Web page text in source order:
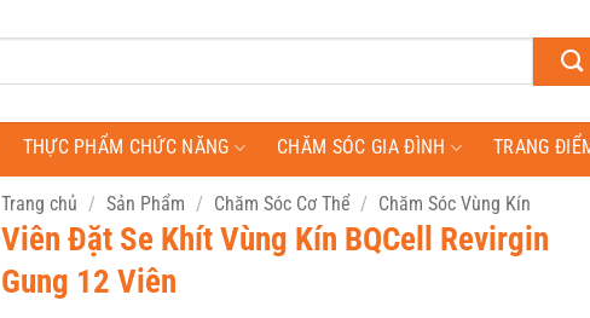
THỰC PHẨM CHỨC NĂNG CHĂM SÓC GIA ĐÌNH TRANG
Trang chủ / Sản Phẩm / Chăm Sóc Cơ Thể / Chăm Sóc Vùng Kín
Viên Đặt Se Khít Vùng Kín BQCell Revirgin
Gung 12 Viên